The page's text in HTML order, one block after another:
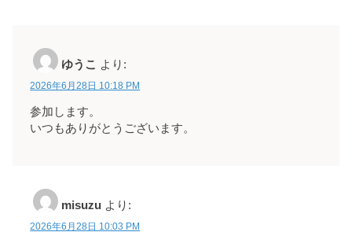
ゆうこ より:
2026年6月28日 10:18 PM
参加します。
いつもありがとうございます。
misuzu より:
2026年6月28日 10:03 PM